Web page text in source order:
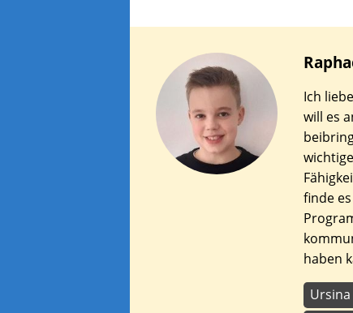
Ich
will es
finde
haben